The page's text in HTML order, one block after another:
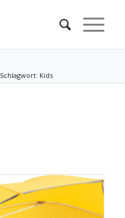
Schlagwort: Kids